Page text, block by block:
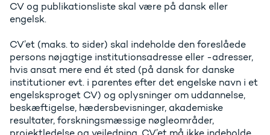
CV og publikationsliste skal være på dansk eller
engelsk.
CV’et (maks. to sider) skal indeholde den foreslåede
persons nøjagtige institutionsadresse eller -adresser,
hvis ansat mere end ét sted (på dansk for danske
institutioner evt. i parentes efter det engelske navn i et
engelsksproget CV) og oplysninger om uddannelse,
beskæftigelse, hædersbevisninger, akademiske
resultater, forskningsmæssige nøgleområder,